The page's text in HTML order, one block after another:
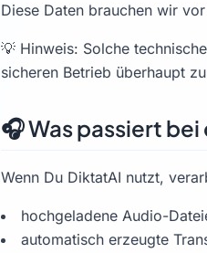
Diese Daten brauchen wir
💡 Hinweis: Solche
sicheren Betrieb überhaupt
🎧 Was passiert
Wenn Du DiktatAI nutzt,
hochgeladene Audio-
automatisch erzeugte